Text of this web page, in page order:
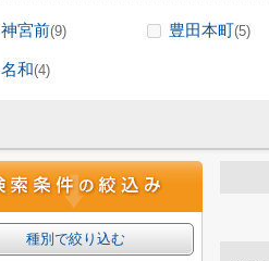
神宮前(9) 豊田本町(5)
名和(4)
種別で絞り込む